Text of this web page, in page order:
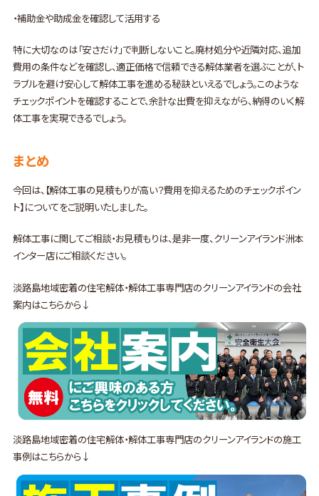
・補助金や助成金を確認して活用する
特に大切なのは「安さだけ」で判断しないこと。廃材処分や近隣対応、追加
費用の条件などを確認し、適正価格で信頼できる解体業者を選ぶことが、ト
ラブルを避け安心して解体工事を進める秘訣といえるでしょう。このような
チェックポイントを確認することで、余計な出費を抑えながら、納得のいく解
体工事を実現できるでしょう。
まとめ
今回は、【解体工事の見積もりが高い？費用を抑えるためのチェックポイン
ト】についてをご説明いたしました。
解体工事に関してご相談・お見積もりは、是非一度、クリーンアイランド洲本
インター店にご相談ください。
淡路島地域密着の住宅解体・解体工事専門店のクリーンアイランドの会社
案内はこちらから↓
淡路島地域密着の住宅解体・解体工事専門店のクリーンアイランドの施工
事例はこちらから↓